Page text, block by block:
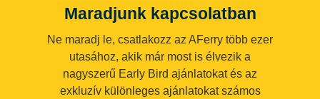
Maradjunk kapcsolatban
Ne maradj le, csatlakozz az AFerry több ezer
utasához, akik már most is élvezik a
nagyszerű Early Bird ajánlatokat és az
exkluzív különleges ajánlatokat számos